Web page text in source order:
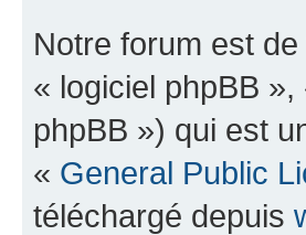
Notre forum est
« logiciel phpBB
phpBB ») qui est
« General Public
téléchargé depuis